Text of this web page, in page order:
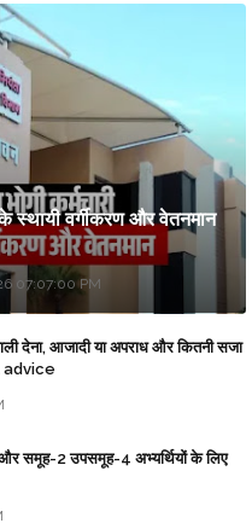
स्थायी वर्गीकरण और वेतनमान
07:07:00 PM
देना, आजादी या अपराध और कितनी सजा
advice
समूह-2 उपसमूह-4 अभ्यर्थियों के लिए